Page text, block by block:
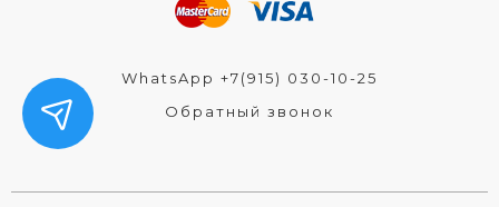
WhatsApp +7(915) 030-10-25
Обратный звонок